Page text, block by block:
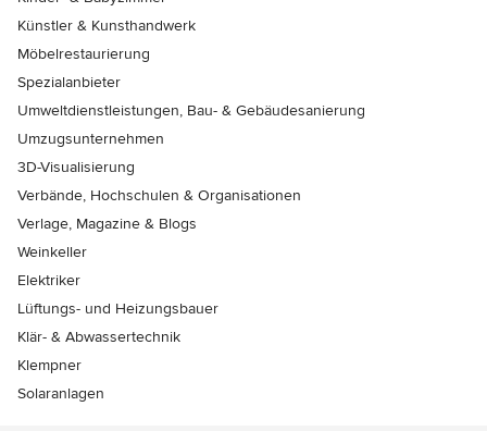
Künstler & Kunsthandwerk
Möbelrestaurierung
Spezialanbieter
Umweltdienstleistungen, Bau- & Gebäudesanierung
Umzugsunternehmen
3D-Visualisierung
Verbände, Hochschulen & Organisationen
Verlage, Magazine & Blogs
Weinkeller
Elektriker
Lüftungs- und Heizungsbauer
Klär- & Abwassertechnik
Klempner
Solaranlagen